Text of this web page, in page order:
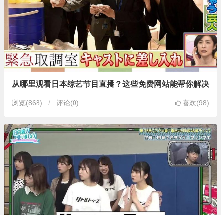
从哪里观看日本综艺节目直播？这些免费网站能帮你解决
浏览(868) 评论(0) 喜欢(98)